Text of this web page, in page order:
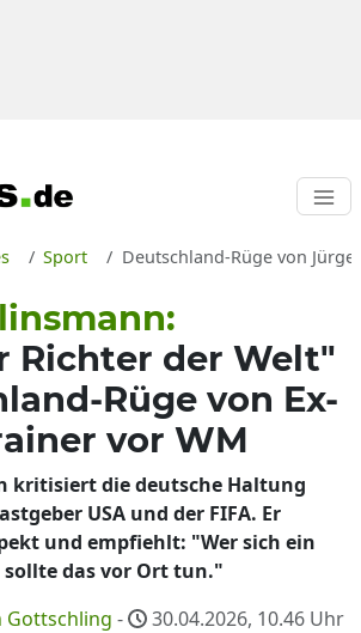
Sport Deutschland-Rüge von
Richter der Welt"
Rüge von Ex-
vor WM
kritisiert die deutsche Haltung
USA und der FIFA. Er
und empfiehlt: "Wer sich ein
das vor Ort tun."
Gottschling - 30.04.2026, 10.46 Uhr